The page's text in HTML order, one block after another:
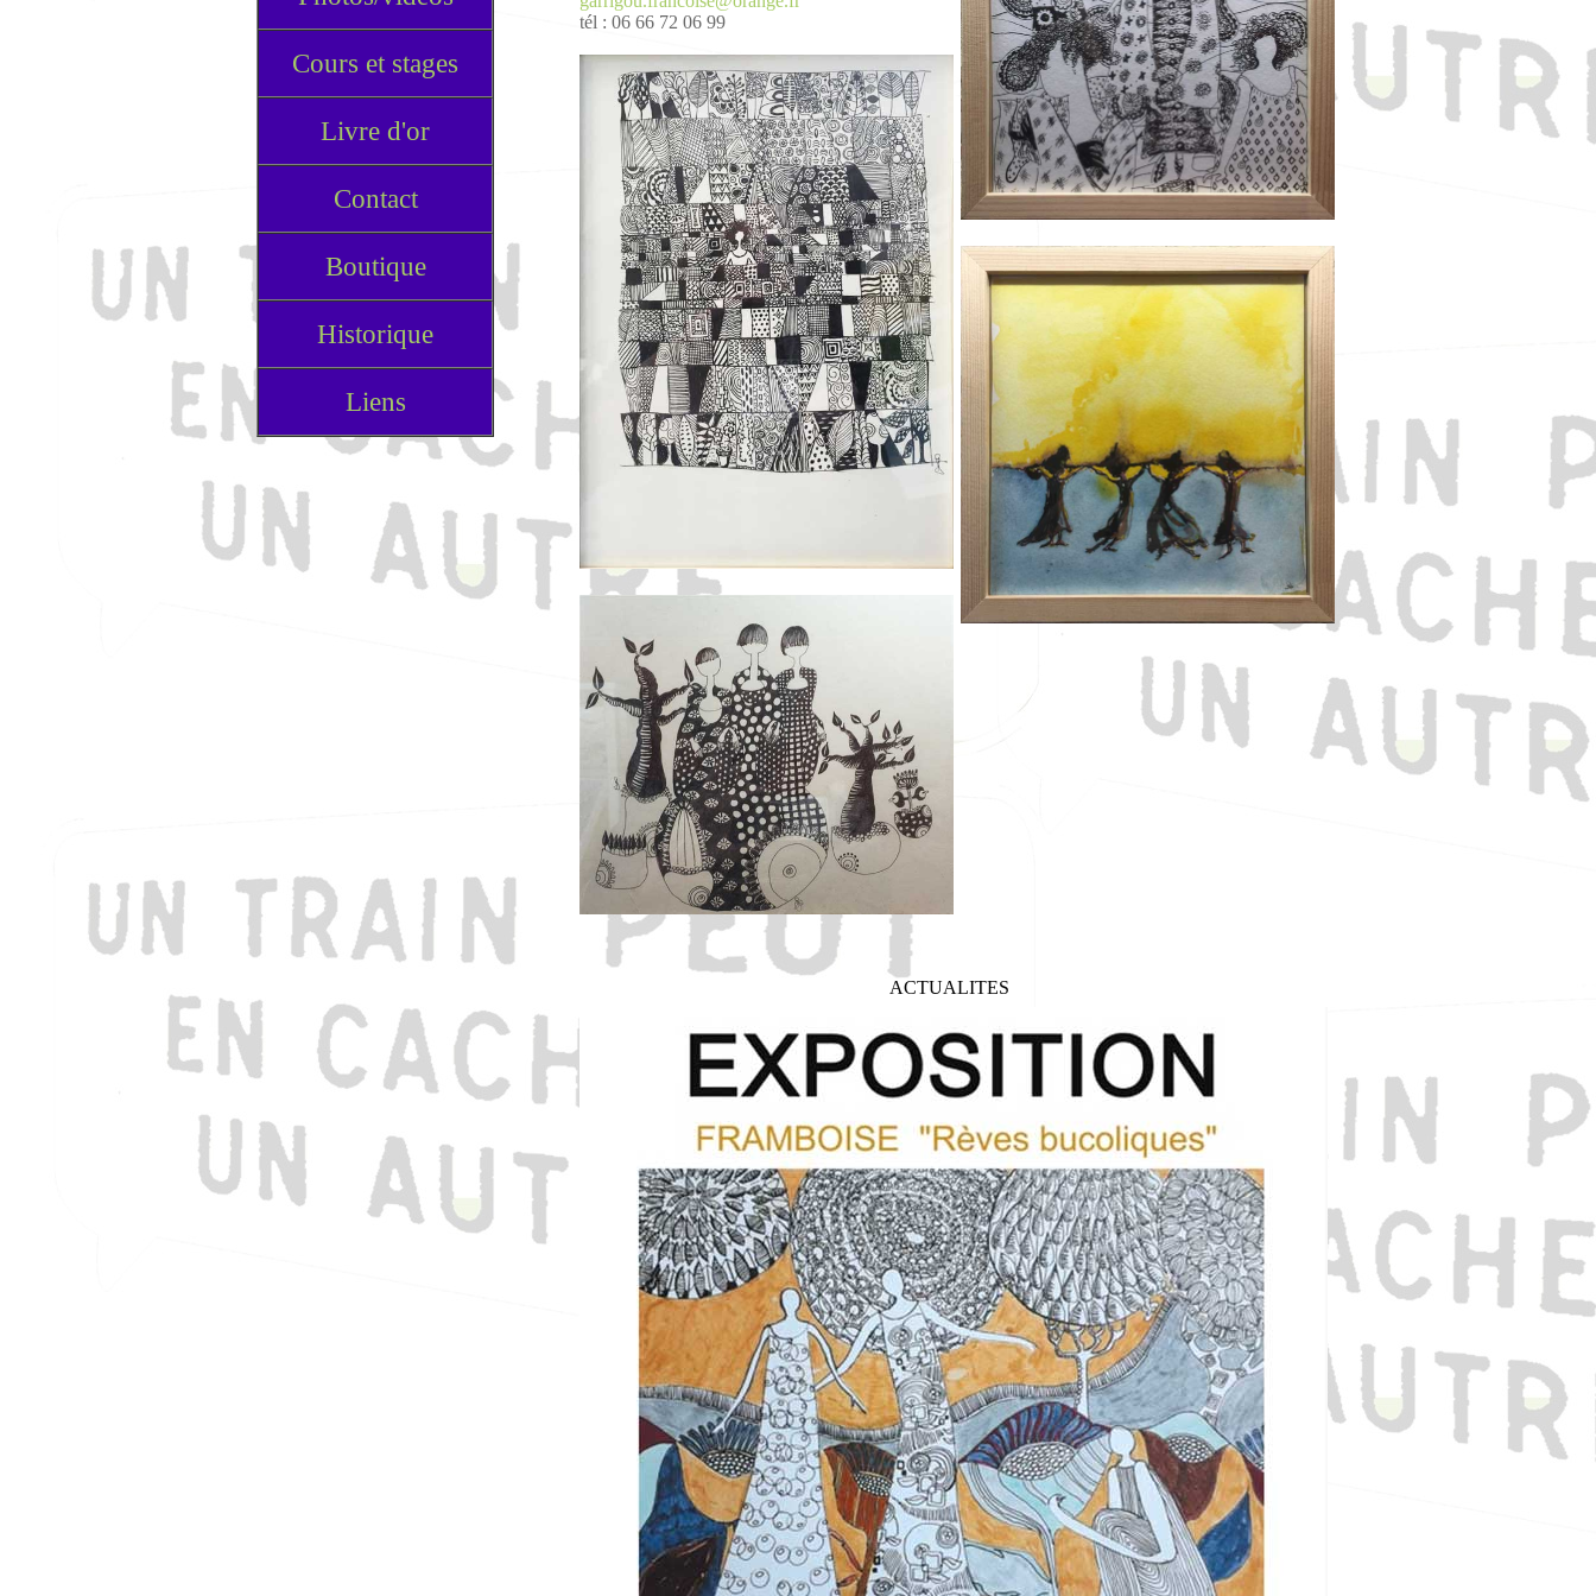
Cours et stages
Livre d'or
Contact
Boutique
Historique
Liens
tél : 06 66 72 06 99
ACTUALITES